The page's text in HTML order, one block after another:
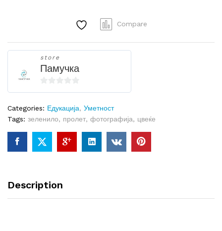
Compare
store
Памучка
0
u
t
f
Categories: Едукација, Уметност
Tags: зеленило, пролет, фотографија, цвеќе
Description